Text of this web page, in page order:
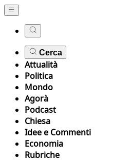
Cerca
Attualità
Politica
Mondo
Agorà
Podcast
Chiesa
Idee e Commenti
Economia
Rubriche